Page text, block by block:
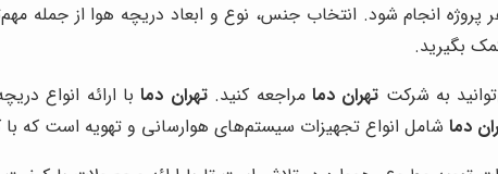
پروژه انجام شود. انتخاب جنس، نوع و ابعاد دریچه هوا از جمله
بگیرید.
به شرکت تهران دما مراجعه کنید.تهران دمابا ارائه انواع
دماشامل انواع تجهیزات سیستم‌های هوارسانی و تهویه است که با